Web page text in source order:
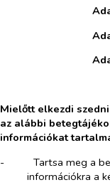
Mielőtt elkezdi
az alábbi
információkat
-​
Tartsa meg a
információkra a